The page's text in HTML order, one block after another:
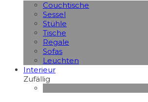
Couchtische
Sessel
Stühle
Tische
Regale
Sofas
Leuchten
Interieur
Zufällig